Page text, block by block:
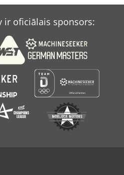
ir oficiālais sponsors: